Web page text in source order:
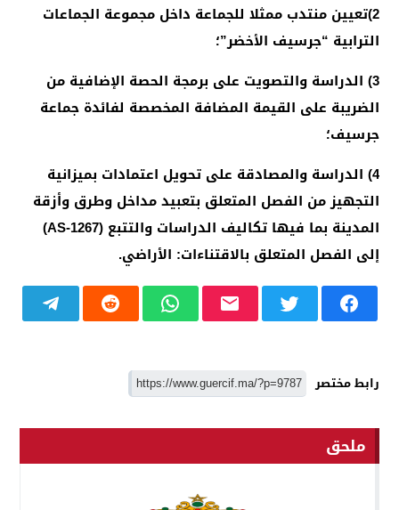
2)تعيين منتدب ممثلا للجماعة داخل مجموعة الجماعات
الترابية “جرسيف الأخضر”؛
3) الدراسة والتصويت على برمجة الحصة الإضافية من
الضريبة على القيمة المضافة المخصصة لفائدة جماعة
جرسيف؛
4) الدراسة والمصادقة على تحويل اعتمادات بميزانية
التجهيز من الفصل المتعلق بتعبيد مداخل وطرق وأزقة
المدينة بما فيها تكاليف الدراسات والتتبع (AS-1267
)
إلى الفصل المتعلق بالاقتناءات: الأراضي.
رابط مختصر
ملحق